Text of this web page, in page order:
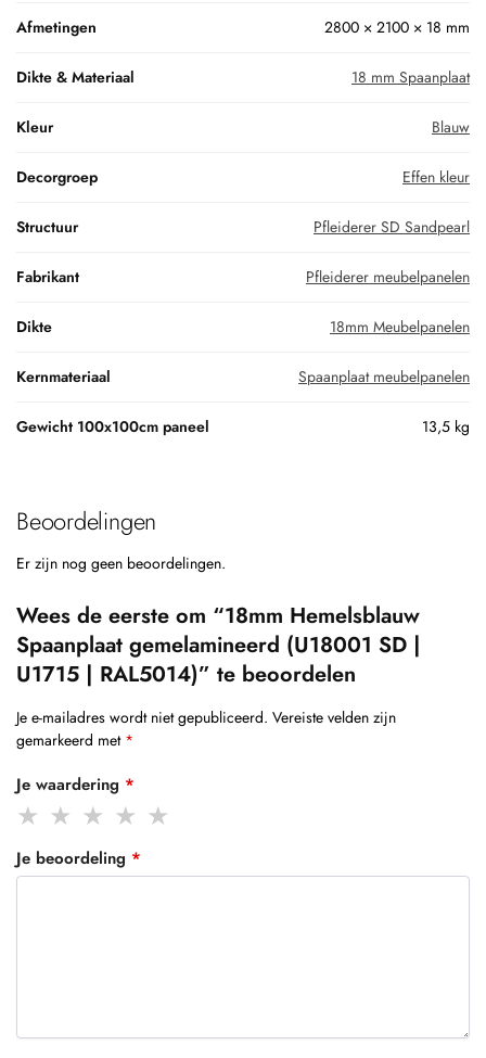
Afmetingen 2800 × 2100 × 18 mm
Dikte & Materiaal 18 mm Spaanplaat
Kleur Blauw
Decorgroep Effen kleur
Structuur Pfleiderer SD Sandpearl
Fabrikant Pfleiderer meubelpanelen
Dikte 18mm Meubelpanelen
Kernmateriaal Spaanplaat meubelpanelen
Gewicht 100x100cm paneel 13,5 kg
Beoordelingen
Er zijn nog geen beoordelingen.
Wees de eerste om “18mm Hemelsblauw
Spaanplaat gemelamineerd (U18001 SD |
U1715 | RAL5014)” te beoordelen
Je e-mailadres wordt niet gepubliceerd. Vereiste velden zijn
gemarkeerd met *
Je waardering *
Je beoordeling *